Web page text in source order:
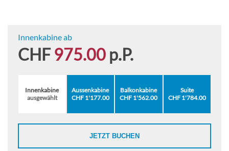
Innenkabine ab
CHF975.00 p.P.
Innenkabine
ausgewählt
Aussenkabine
CHF 1'177.00
Balkonkabine
CHF 1'562.00
Suite
CHF 1'784.00
JETZT BUCHEN